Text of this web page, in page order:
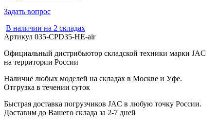
Задать вопрос
В наличии на 2 складах
Артикул 035-CPD35-HE-air
Официальный дистрибьютор складской техники марки JAC
на территории России
Наличие любых моделей на складах в Москве и Уфе.
Отгрузка в течении суток
Быстрая доставка погрузчиков JAC в любую точку России.
Доставим до Вашего склада за 2-7 дней